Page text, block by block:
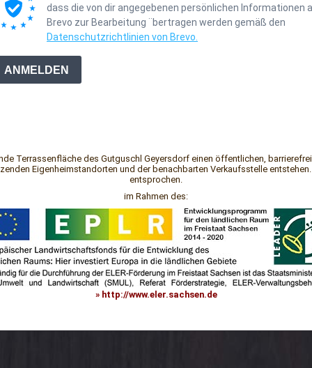
dass die von dir angegebenen persönlichen Informationen
Brevo zur Bearbeitung ¨bertragen werden gemäß den
Datenschutzrichtlinien von Brevo.
ANMELDEN
Terrassenfläche des Gutguschl Geyersdorf einen öffentlichen,
Eigenheimstandorten und der benachbarten Verkaufsstelle
entsprochen.
im Rahmen des:
» http://www.eler.sachsen.de